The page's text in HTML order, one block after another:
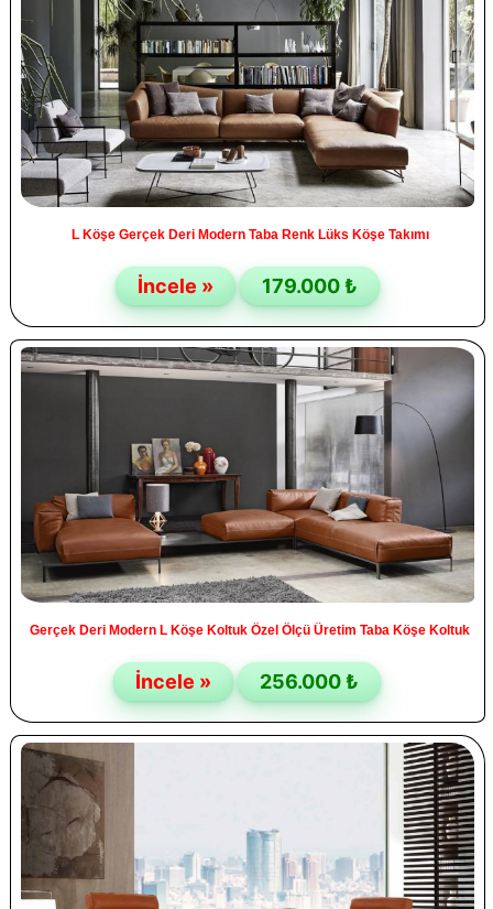
L Köşe Gerçek Deri Modern Taba Renk Lüks Köşe Takımı
İncele » 179.000 ₺
Gerçek Deri Modern L Köşe Koltuk Özel Ölçü Üretim Taba Köşe Koltuk
İncele » 256.000 ₺